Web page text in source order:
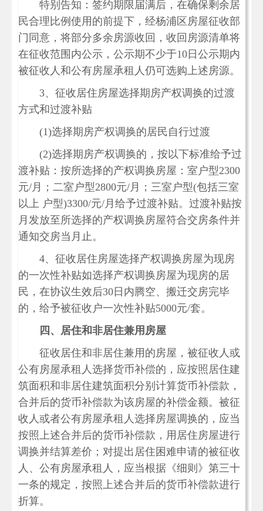
特别告知：签约期限届满后，在确保剩余居
民合理比例使用的前提下，经杨浦区房屋征收部
门同意，将部分多余房源收回，收回房源清单将
在征收范围内公示，公示期不少于10日公示期内
被征收人和公有房屋承租人仍可选购上述房源。
3、征收居住房屋选择期房产权调换的过渡
方式和过渡补贴
(1)选择期房产权调换的居民自行过渡
(2)选择期房产权调换的，按以下标准给予过
渡补贴：按所选择的产权调换房屋：室户型2300
元/月；二室户型2800元/月；三室户型(包括三室
以上 户型)3300/元/月给予过渡补贴。过渡补贴按
月发放至所选择的产权调换房屋符合交房条件并
通知交房当月止。
4、征收居住房屋选择产权调换房屋为现房
的一次性补贴如选择产权调换房屋为现房的居
民，在协议生效后30日内腾空、搬迁交房完毕
的，给予被征收户一次性补贴5000元/套。
四、居住和非居住兼用房屋
征收居住和非居住兼用的房屋，被征收人或
公有房屋承租人选择货币补偿的，应按照居住建
筑面积和非居住建筑面积分别计算货币补偿款，
合并后的货币补偿款为该房屋的补偿金额。被征
收人或者公有房屋承租人选择房屋调换的，应当
按照上述合并后的货币补偿款，用居住房屋进行
调换并结算差价；对提出居住困难申请的被征收
人、公有房屋承租人，应当根据《细则》第三十
一条的规定，按照上述合并后的货币补偿款进行
折算。